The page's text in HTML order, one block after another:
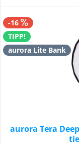
-16
TIPP!
aurora Lite Bank
aurora Tera